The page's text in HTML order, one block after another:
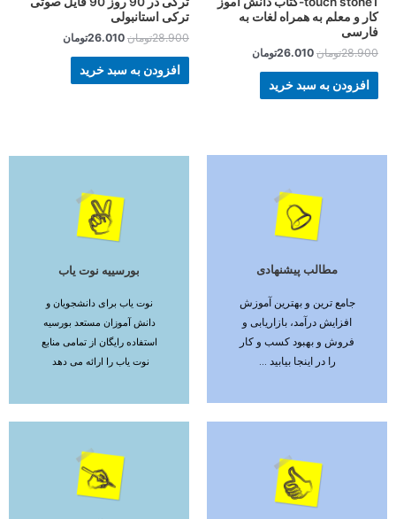
کار و معلم به همراه لغات به
فارسی
28.900تومان 26.010تومان
افزودن به سبد خرید
ترکی استانبولی
28.900تومان 26.010تومان
افزودن به سبد خرید
مطالب پیشنهادی
جامع ترین و بهترین آموزش
افزایش درآمد، بازاریابی و
فروش و بهبود کسب و کار
را در اینجا بیابید ...
ادامه مطلب بورسییه نوت یاب
نوت یاب برای دانشجویان و
دانش آموزان مستعد بورسیه
استفاده رایگان از تمامی منابع
نوت یاب را ارائه می دهد
ادامه مطلب